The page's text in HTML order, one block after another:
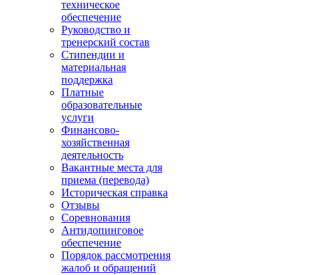
техническое
обеспечение
Руководство и
тренерский состав
Стипендии и
материальная
поддержка
Платные
образовательные
услуги
Финансово-
хозяйственная
деятельность
Вакантные места для
приема (перевода)
Историческая справка
Отзывы
Соревнования
Антидопинговое
обеспечение
Порядок рассмотрения
жалоб и обращений